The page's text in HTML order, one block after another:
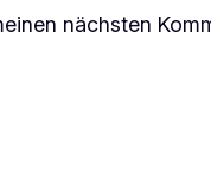
nächsten